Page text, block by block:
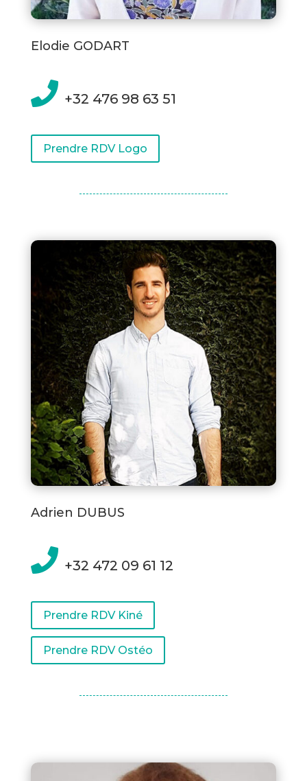
Elodie GODART
 +32 476 98 63 51
Prendre RDV Logo
Adrien DUBUS
 +32 472 09 61 12
Prendre RDV Kiné
Prendre RDV Ostéo